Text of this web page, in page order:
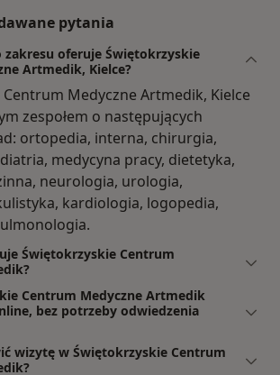
pytania
zakresu oferuje Świętokrzyskie
Artmedik, Kielce?
Medyczne Artmedik, Kielce
zespołem o następujących
ortopedia, interna, chirurgia,
medycyna pracy, dietetyka,
neurologia, urologia,
kardiologia, logopedia,
Świętokrzyskie Centrum
Centrum Medyczne Artmedik
bez potrzeby odwiedzenia
wizytę w Świętokrzyskie Centrum